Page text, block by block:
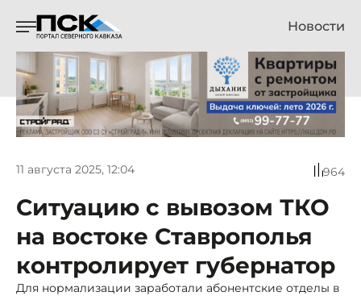
Новости
11 августа 2025, 12:04 964
Ситуацию с вывозом ТКО
на востоке Ставрополья
контролирует губернатор
Для нормализации заработали абонентские отделы в